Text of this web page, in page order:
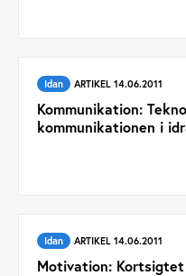
Idan ARTIKEL 14.06.2011
Kommunikation:
kommunikationen i
Idan ARTIKEL 14.06.2011
Motivation: